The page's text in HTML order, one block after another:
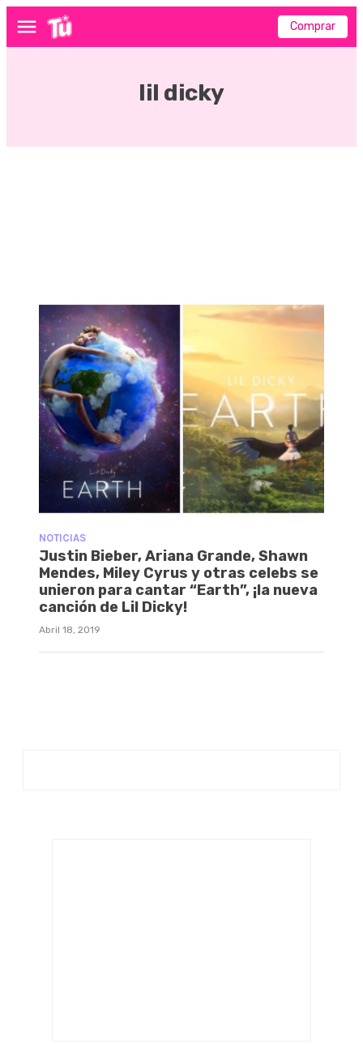
Menú Comprar
lil dicky
NOTICIAS
Justin Bieber, Ariana Grande, Shawn
Mendes, Miley Cyrus y otras celebs se
unieron para cantar “Earth”, ¡la nueva
canción de Lil Dicky!
Abril 18, 2019